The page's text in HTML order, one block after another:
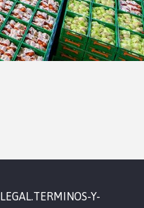
LEGAL.TERMINOS-Y-